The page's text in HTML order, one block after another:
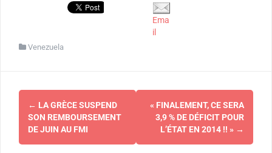
Ema
il
Venezuela
Navigation
d'article
← LA GRÈCE SUSPEND
SON REMBOURSEMENT
DE JUIN AU FMI
« FINALEMENT, CE SERA
3,9 % DE DÉFICIT POUR
L’ÉTAT EN 2014 !! » →